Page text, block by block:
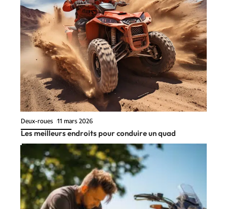
Deux-roues 11 mars 2026
Les meilleurs endroits pour conduire un quad